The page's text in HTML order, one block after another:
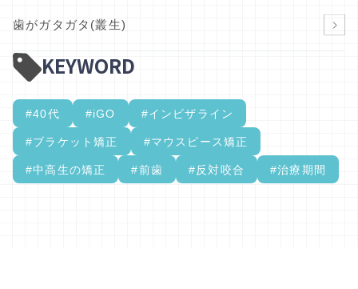
歯がガタガタ(叢生)
KEYWORD
#40代 #iGO #インビザライン
#ブラケット矯正 #マウスピース矯正
#中高生の矯正 #前歯 #反対咬合 #治療期間